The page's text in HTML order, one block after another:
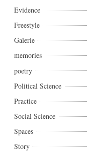
Evidence
Freestyle
Galerie
memories
poetry
Political Science
Practice
Social Science
Spaces
Story